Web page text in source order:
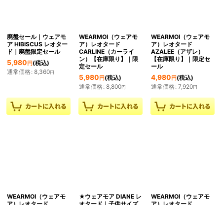
廃盤セール｜ウェアモ
ア HIBISCUS レオター
ド｜廃盤限定セール
5,980 円 (税込)
通常価格: 8,360円
WEARMOI（ウェアモ
ア）レオタード
CARLINE（カーライ
ン）【在庫限り】｜限
定セール
5,980 円(税込)
通常価格: 8,800円
WEARMOI（ウェアモ
ア）レオタード
AZALEE（アザレ）
【在庫限り】｜限定セ
ール
4,980 円(税込)
通常価格: 7,920円
WEARMOI（ウェアモ
★ウェアモア DIANE レ
WEARMOI（ウェアモ